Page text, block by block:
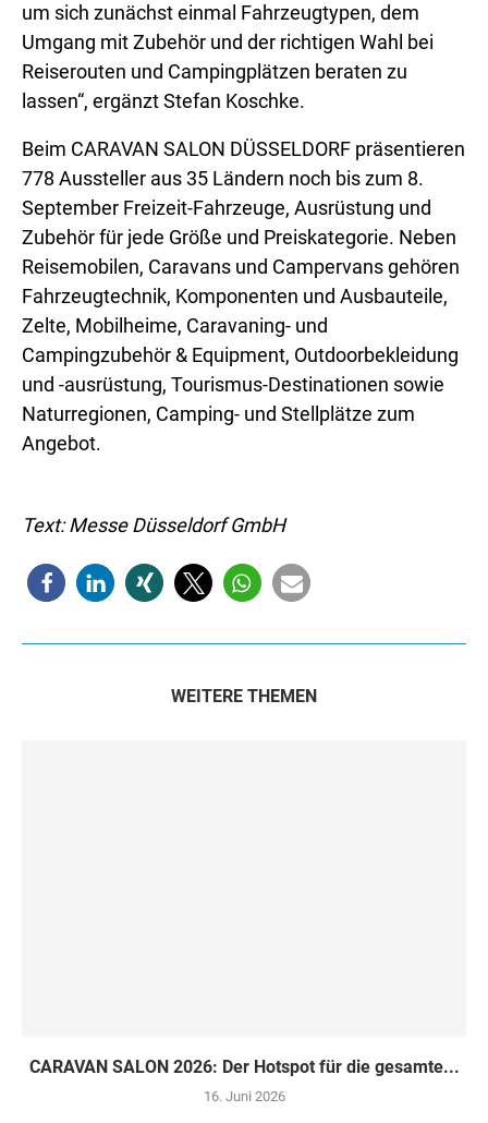
um sich zunächst einmal Fahrzeugtypen, dem
Umgang mit Zubehör und der richtigen Wahl bei
Reiserouten und Campingplätzen beraten zu
lassen“, ergänzt Stefan Koschke.
Beim CARAVAN SALON DÜSSELDORF präsentieren
778 Aussteller aus 35 Ländern noch bis zum 8.
September Freizeit-Fahrzeuge, Ausrüstung und
Zubehör für jede Größe und Preiskategorie. Neben
Reisemobilen, Caravans und Campervans gehören
Fahrzeugtechnik, Komponenten und Ausbauteile,
Zelte, Mobilheime, Caravaning- und
Campingzubehör & Equipment, Outdoorbekleidung
und -ausrüstung, Tourismus-Destinationen sowie
Naturregionen, Camping- und Stellplätze zum
Angebot.
Text: Messe Düsseldorf GmbH
WEITERE THEMEN
CARAVAN SALON 2026: Der Hotspot für die gesamte...
16. Juni 2026